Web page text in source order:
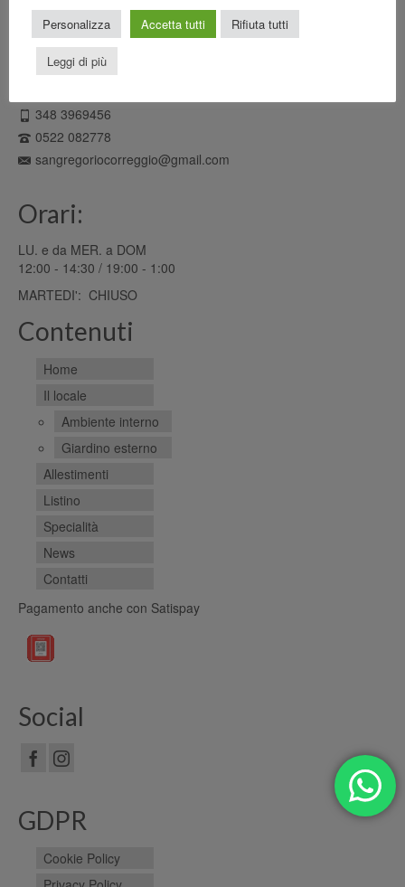
Ristorante Pizzeria
SAN GREGORIO srl
Via Cottafavi, 11
348 3969456
0522 082778
sangregoriocorreggio@gmail.com
Orari:
LU. e da MER. a DOM
12:00 - 14:30 / 19:00 - 1:00
MARTEDI': CHIUSO
Contenuti
Home
Il locale
Ambiente interno
Giardino esterno
Allestimenti
Listino
Specialità
News
Contatti
Pagamento anche con Satispay
Social
GDPR
Cookie Policy
Personalizza Accetta tutti Rifiuta tutti
Leggi di più